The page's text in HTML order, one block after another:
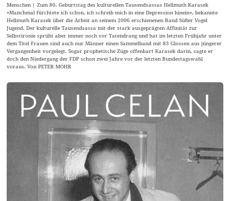
Menschen | Zum 80. Geburtstag des kulturellen Tausendsassas Hellmuth Karasek
»Manchmal fürchtete ich schon, ich schreib mich in eine Depression hinein«, bekannte
Hellmuth Karasek über die Arbeit an seinem 2006 erschienenen Band Süßer Vogel
Jugend. Der kulturelle Tausendsassa mit der stark ausgeprägten Affinität zur
Selbstironie sprüht aber immer noch vor Tatendrang und hat im letzten Frühjahr unter
dem Titel Frauen sind auch nur Männer einen Sammelband mit 83 Glossen aus jüngerer
Vergangenheit vorgelegt. Sogar prophetische Züge offenbart Karasek darin, sagte er
doch den Niedergang der FDP schon zwei Jahre vor der letzten Bundestagswahl
voraus. Von PETER MOHR